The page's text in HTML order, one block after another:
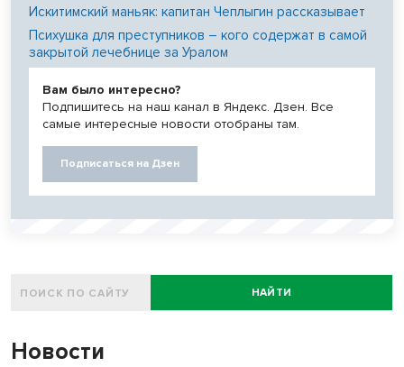
Искитимский маньяк: капитан Чеплыгин рассказывает
Психушка для преступников – кого содержат в самой
закрытой лечебнице за Уралом
Вам было интересно?
Подпишитесь на наш канал в Яндекс. Дзен. Все
самые интересные новости отобраны там.
Подписаться на Дзен
НАЙТИ
Новости